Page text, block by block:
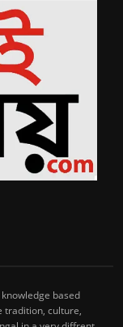
based
tradition, culture,